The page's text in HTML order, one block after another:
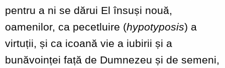
pentru a ni se dărui El însuși nouă,
oamenilor, ca pecetluire (hypotyposis) a
virtuții, și ca icoană vie a iubirii și a
bunăvoinței față de Dumnezeu și de semeni,